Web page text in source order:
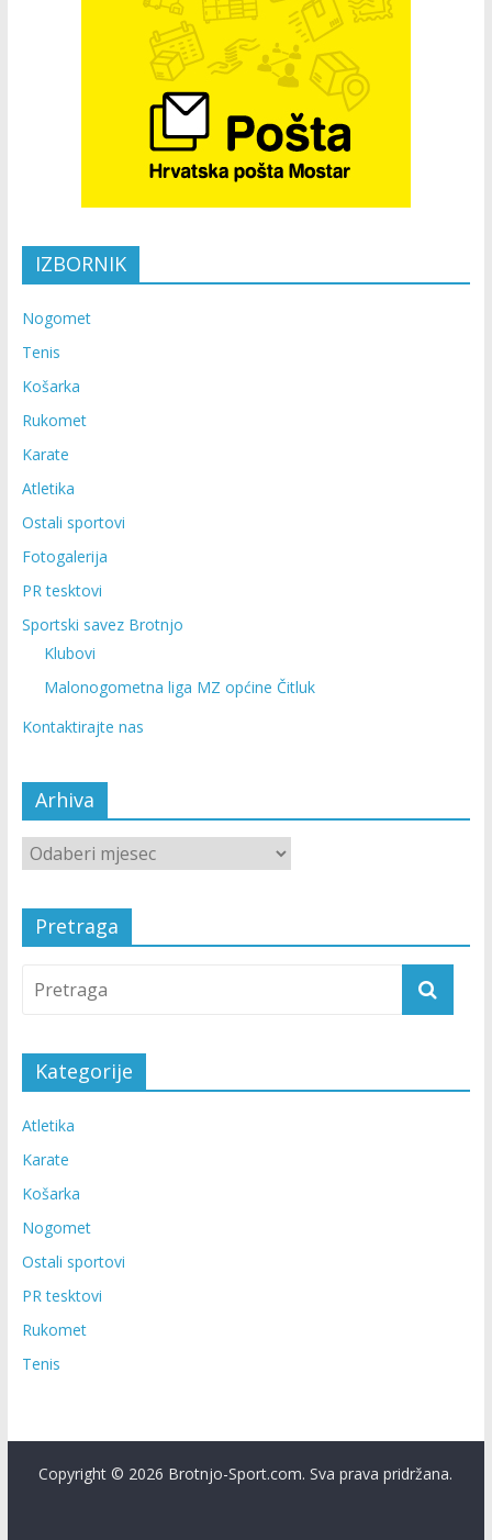
IZBORNIK
Nogomet
Tenis
Košarka
Rukomet
Karate
Atletika
Ostali sportovi
Fotogalerija
PR tesktovi
Sportski savez Brotnjo
Klubovi
Malonogometna liga MZ općine Čitluk
Kontaktirajte nas
Arhiva
Pretraga
Kategorije
Atletika
Karate
Košarka
Nogomet
Ostali sportovi
PR tesktovi
Rukomet
Tenis
Copyright © 2026 Brotnjo-Sport.com. Sva prava pridržana.